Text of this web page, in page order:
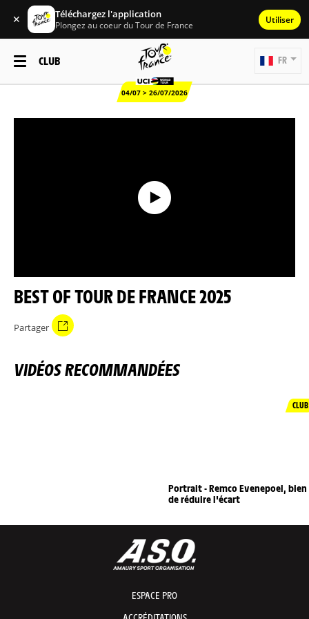
✕ Téléchargez l'application
Plongez au coeur du Tour de France Utiliser
CLUB
04/07 > 26/07/2026
FR
BEST OF TOUR DE FRANCE 2025
Partager
VIDÉOS RECOMMANDÉES
CLUB
Portrait - Remco Evenepoel, bien
de réduire l'écart
ESPACE PRO